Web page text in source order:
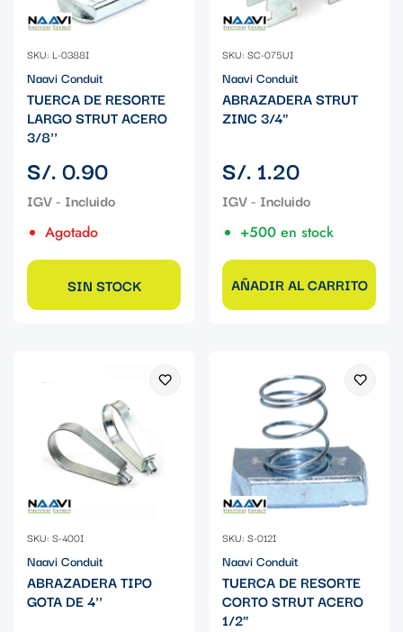
SKU: L-0388I
Naavi Conduit
TUERCA DE RESORTE
LARGO STRUT ACERO
3/8''
Precio
regular
S/. 0.90
Agotado
SIN STOCK
SKU: SC-075UI
Naavi Conduit
ABRAZADERA STRUT
ZINC 3/4"
Precio
regular
S/. 1.20
+500 en stock
AÑADIR AL CARRITO
SKU: S-400I
Naavi Conduit
ABRAZADERA TIPO
GOTA DE 4''
SKU: S-012I
Naavi Conduit
TUERCA DE RESORTE
CORTO STRUT ACERO
1/2"